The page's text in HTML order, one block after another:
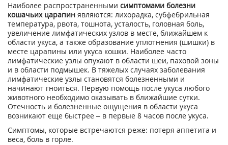
Наиболее распространенными симптомами болезни
кошачьих царапин являются: лихорадка, субфебрильная
температура, рвота, тошнота, усталость, головная боль,
увеличение лимфатических узлов в месте, ближайшем к
области укуса, а также образование уплотнения (шишки) в
месте царапины или укуса кошки. Наиболее часто
лимфатические узлы опухают в области шеи, паховой зоны
и в области подмышек. В тяжелых случаях заболевания
лимфатические узлы становятся болезненными и
начинают гноиться. Первую помощь после укуса любого
животного необходимо оказывать в ближайшие сутки.
Отечность и болезненные ощущения в области укуса
возникают еще быстрее – в первые 8 часов после укуса.
Симптомы, которые встречаются реже: потеря аппетита и
веса, боль в горле.